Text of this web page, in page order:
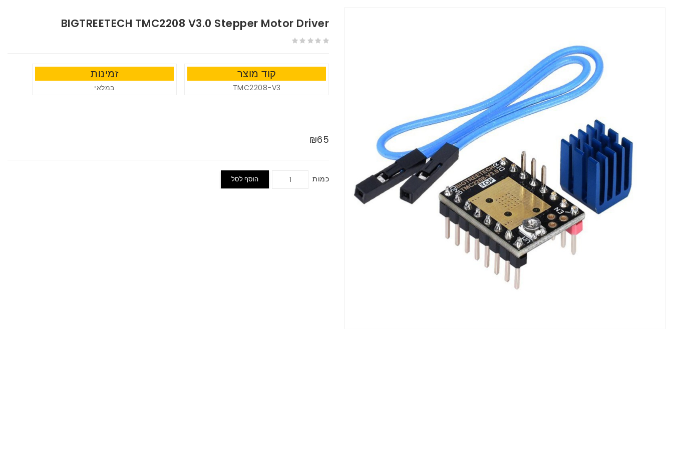
BIGTREETECH TMC2208 V3.0 Stepper Motor Driver
קוד מוצר
TMC2208-V3
זמינות
במלאי
₪65
כמות הוסף לסל